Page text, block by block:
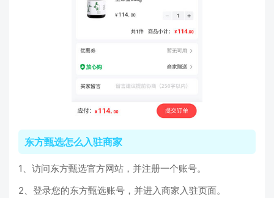
东方甄选怎么入驻商家
1、访问东方甄选官方网站，并注册一个账号。
2、登录您的东方甄选账号，并进入商家入驻页面。